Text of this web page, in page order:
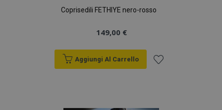
Coprisedili FETHIYE nero-rosso
149,00 €
Aggiungi Al Carrello